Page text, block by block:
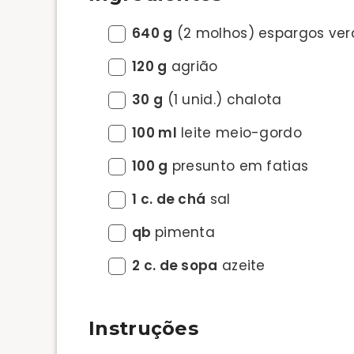
640 g (2 molhos) espargos
120 g agrião
30 g (1 unid.) chalota
100 ml leite meio-gordo
100 g presunto em fatias
1 c. de chá sal
qb pimenta
2 c. de sopa azeite
Instruções